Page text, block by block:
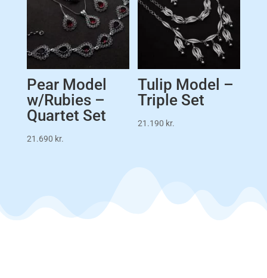
Pear Model
w/Rubies –
Quartet Set
21.690 kr.
Tulip Model –
Triple Set
21.190 kr.